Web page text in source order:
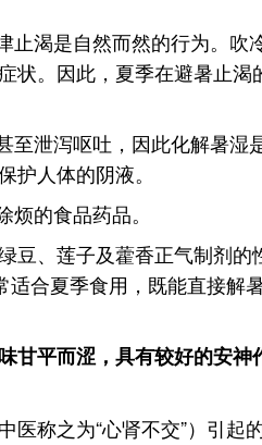
渴是自然而然的行为。吹
状。因此，夏季在避暑止渴
泄泻呕吐，因此化解暑湿
人体的阴液。
的食品药品。
豆、莲子及藿香正气制剂的
合夏季食用，既能直接解
甘平而涩，具有较好的安神
称之为“心肾不交”）引起